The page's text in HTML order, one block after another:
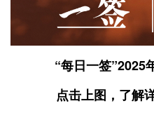
“每日一签”2025
点击上图，了解